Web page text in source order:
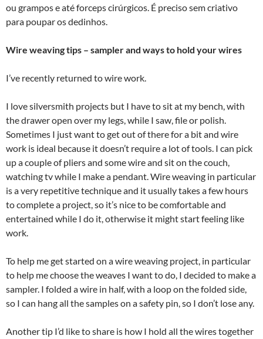
ou grampos e até forceps cirúrgicos. É preciso sem criativo
para poupar os dedinhos.
Wire weaving tips – sampler and ways to hold your wires
I’ve recently returned to wire work.
I love silversmith projects but I have to sit at my bench, with
the drawer open over my legs, while I saw, file or polish.
Sometimes I just want to get out of there for a bit and wire
work is ideal because it doesn’t require a lot of tools. I can pick
up a couple of pliers and some wire and sit on the couch,
watching tv while I make a pendant. Wire weaving in particular
is a very repetitive technique and it usually takes a few hours
to complete a project, so it’s nice to be comfortable and
entertained while I do it, otherwise it might start feeling like
work.
To help me get started on a wire weaving project, in particular
to help me choose the weaves I want to do, I decided to make a
sampler. I folded a wire in half, with a loop on the folded side,
so I can hang all the samples on a safety pin, so I don’t lose any.
Another tip I’d like to share is how I hold all the wires together